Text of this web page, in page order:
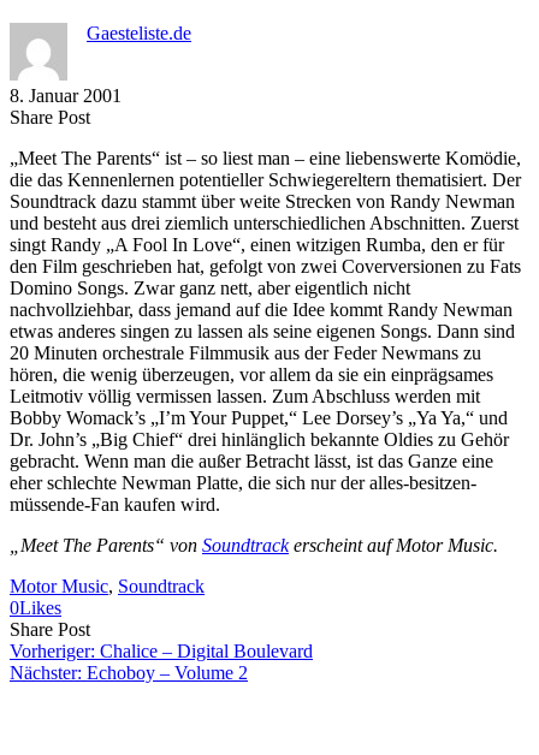
Gaesteliste.de
8. Januar 2001
Share PostShare
Facebook
Copy
to
clipboard
Send
via
eMail
„Meet The Parents“ ist – so liest man – eine liebenswerte Komödie,
die das Kennenlernen potentieller Schwiegereltern thematisiert. Der
Soundtrack dazu stammt über weite Strecken von Randy Newman
und besteht aus drei ziemlich unterschiedlichen Abschnitten. Zuerst
singt Randy „A Fool In Love“, einen witzigen Rumba, den er für
den Film geschrieben hat, gefolgt von zwei Coverversionen zu Fats
Domino Songs. Zwar ganz nett, aber eigentlich nicht
nachvollziehbar, dass jemand auf die Idee kommt Randy Newman
etwas anderes singen zu lassen als seine eigenen Songs. Dann sind
20 Minuten orchestrale Filmmusik aus der Feder Newmans zu
hören, die wenig überzeugen, vor allem da sie ein einprägsames
Leitmotiv völlig vermissen lassen. Zum Abschluss werden mit
Bobby Womack’s „I’m Your Puppet,“ Lee Dorsey’s „Ya Ya,“ und
Dr. John’s „Big Chief“ drei hinlänglich bekannte Oldies zu Gehör
gebracht. Wenn man die außer Betracht lässt, ist das Ganze eine
eher schlechte Newman Platte, die sich nur der alles-besitzen-
müssende-Fan kaufen wird.
„Meet The Parents“ von Soundtrackerscheint auf Motor Music.
Motor Music, Soundtrack
0Likes
Share PostShare
on
Facebook
Copy
URL
to
Send
Link
via
Vorheriger: Chalice – Digital Boulevard
Nächster: Echoboy – Volume 2